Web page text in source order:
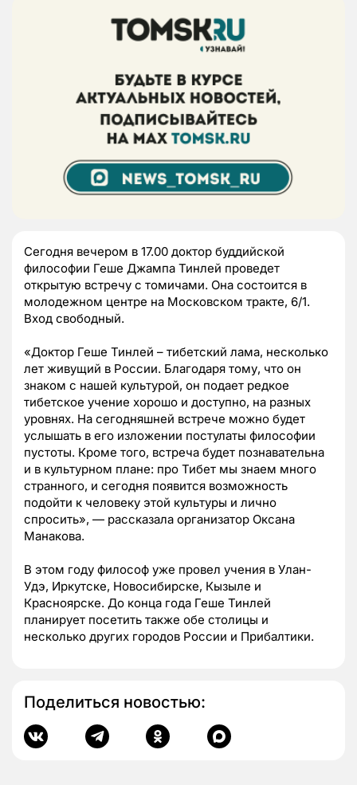
Сегодня вечером в 17.00 доктор буддийской
философии Геше Джампа Тинлей проведет
открытую встречу с томичами. Она состоится в
молодежном центре на Московском тракте, 6/1.
Вход свободный.
«Доктор Геше Тинлей – тибетский лама, несколько
лет живущий в России. Благодаря тому, что он
знаком с нашей культурой, он подает редкое
тибетское учение хорошо и доступно, на разных
уровнях. На сегодняшней встрече можно будет
услышать в его изложении постулаты философии
пустоты. Кроме того, встреча будет познавательна
и в культурном плане: про Тибет мы знаем много
странного, и сегодня появится возможность
подойти к человеку этой культуры и лично
спросить», — рассказала организатор Оксана
Манакова.
В этом году философ уже провел учения в Улан-
Удэ, Иркутске, Новосибирске, Кызыле и
Красноярске. До конца года Геше Тинлей
планирует посетить также обе столицы и
несколько других городов России и Прибалтики.
Поделиться новостью: